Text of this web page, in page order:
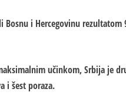
i Hercegovinu
učinkom, Srbija je
i šest poraza.